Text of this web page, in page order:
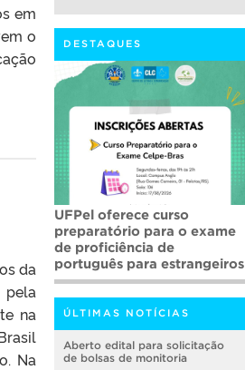
em
o
da
pela
na
Na
DESTAQUES
UFPel oferece curso
preparatório para o exame
de proficiência de
português para estrangeiros
ÚLTIMAS NOTÍCIAS
Aberto edital para solicitação
de bolsas de monitoria